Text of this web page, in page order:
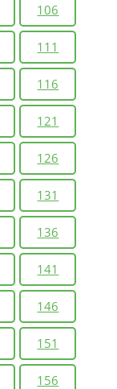
106
111
116
121
126
131
136
141
146
151
156